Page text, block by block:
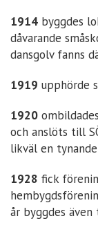
1914 byggdes
dåvarande
dansgolv fanns
1919 upphörde
1920
och anslöts till
likväl en
1928 fick
år byggdes även